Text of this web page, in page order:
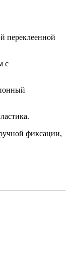
переклеенной
с
фиксации,